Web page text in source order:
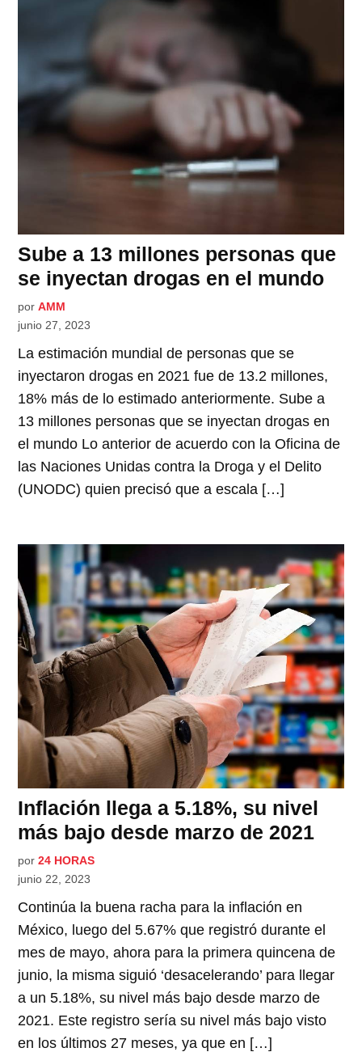
Sube a 13 millones personas que
se inyectan drogas en el mundo
por AMM
junio 27, 2023
La estimación mundial de personas que se
inyectaron drogas en 2021 fue de 13.2 millones,
18% más de lo estimado anteriormente. Sube a
13 millones personas que se inyectan drogas en
el mundo Lo anterior de acuerdo con la Oficina de
las Naciones Unidas contra la Droga y el Delito
(UNODC) quien precisó que a escala […]
Inflación llega a 5.18%, su nivel
más bajo desde marzo de 2021
por 24 HORAS
junio 22, 2023
Continúa la buena racha para la inflación en
México, luego del 5.67% que registró durante el
mes de mayo, ahora para la primera quincena de
junio, la misma siguió ‘desacelerando’ para llegar
a un 5.18%, su nivel más bajo desde marzo de
2021. Este registro sería su nivel más bajo visto
en los últimos 27 meses, ya que en […]